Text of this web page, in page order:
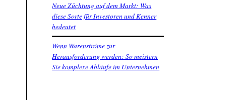
Neue Züchtung auf dem Markt: Was
diese Sorte für Investoren und Kenner
bedeutet
Wenn Warenströme zur
Herausforderung werden: So meistern
Sie komplexe Abläufe im Unternehmen